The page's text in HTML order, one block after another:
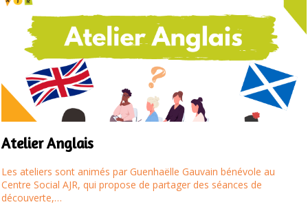
Atelier Anglais
Les ateliers sont animés par Guenhaëlle Gauvain bénévole au
Centre Social AJR, qui propose de partager des séances de
découverte,…